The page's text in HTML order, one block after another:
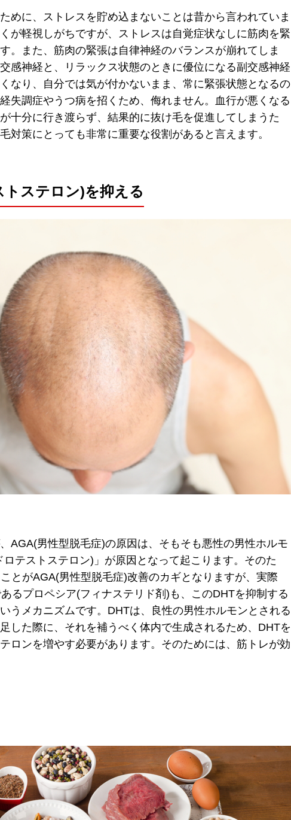
めに、ストレスを貯め込まないことは昔から言われていま
が軽視しがちですが、ストレスは自覚症状なしに筋肉を緊
。また、筋肉の緊張は自律神経のバランスが崩れてしま
感神経と、リラックス状態のときに優位になる副交感神経
なり、自分では気が付かないまま、常に緊張状態となるの
失調症やうつ病を招くため、侮れません。血行が悪くなる
十分に行き渡らず、結果的に抜け毛を促進してしまうた
対策にとっても非常に重要な役割があると言えます。
ステロン)を抑える
AGA(男性型脱毛症)の原因は、そもそも悪性の男性ホルモ
テストステロン)」が原因となって起こります。そのた
とがAGA(男性型脱毛症)改善のカギとなりますが、実際
るプロペシア(フィナステリド剤)も、このDHTを抑制する
うメカニズムです。DHTは、良性の男性ホルモンとされる
した際に、それを補うべく体内で生成されるため、DHTを
ロンを増やす必要があります。そのためには、筋トレが効